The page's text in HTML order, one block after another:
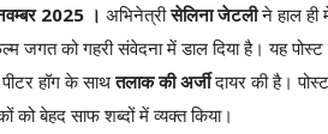
2025 । अभिनेत्रीसेलिना जेटलीने हाल ही
जगत को गहरी संवेदना में डाल दिया है। यह
हॉग के साथतलाक की अर्जीदायर की है।
को बेहद साफ शब्दों में व्यक्त किया।